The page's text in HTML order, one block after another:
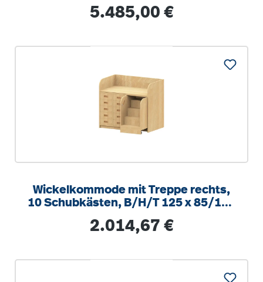
Regulärer Preis:
5.485,00 €
Wickelkommode mit Treppe rechts,
10 Schubkästen, B/H/T 125 x 85/110
Regulärer Preis:
2.014,67 €